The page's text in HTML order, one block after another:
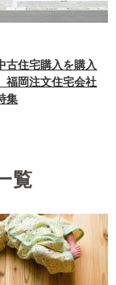
古住宅購入を購入
福岡注文住宅会社
集
覧